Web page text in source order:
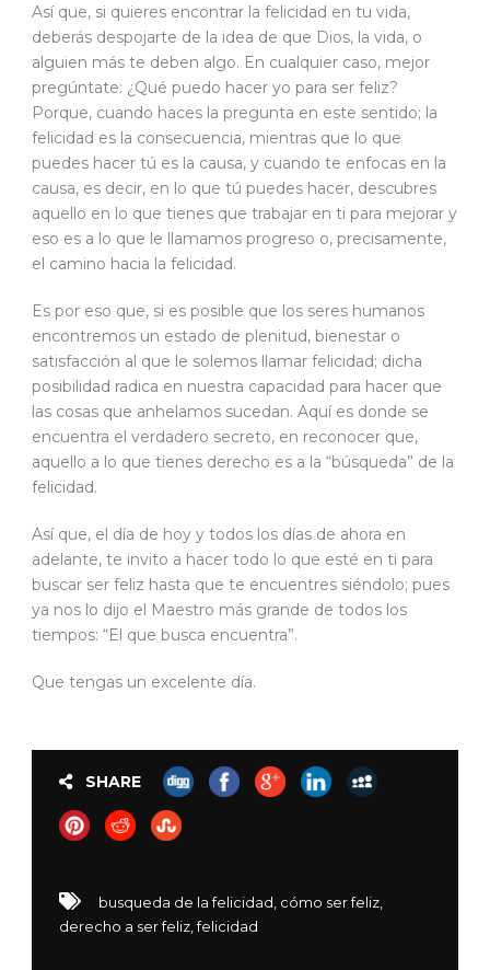
Así que, si quieres encontrar la felicidad en tu vida,
deberás despojarte de la idea de que Dios, la vida, o
alguien más te deben algo. En cualquier caso, mejor
pregúntate: ¿Qué puedo hacer yo para ser feliz?
Porque, cuando haces la pregunta en este sentido; la
felicidad es la consecuencia, mientras que lo que
puedes hacer tú es la causa, y cuando te enfocas en la
causa, es decir, en lo que tú puedes hacer, descubres
aquello en lo que tienes que trabajar en ti para mejorar y
eso es a lo que le llamamos progreso o, precisamente,
el camino hacia la felicidad.
Es por eso que, si es posible que los seres humanos
encontremos un estado de plenitud, bienestar o
satisfacción al que le solemos llamar felicidad; dicha
posibilidad radica en nuestra capacidad para hacer que
las cosas que anhelamos sucedan. Aquí es donde se
encuentra el verdadero secreto, en reconocer que,
aquello a lo que tienes derecho es a la “búsqueda” de la
felicidad.
Así que, el día de hoy y todos los días de ahora en
adelante, te invito a hacer todo lo que esté en ti para
buscar ser feliz hasta que te encuentres siéndolo; pues
ya nos lo dijo el Maestro más grande de todos los
tiempos: “El que busca encuentra”.
Que tengas un excelente día.
SHARE
busqueda de la felicidad cómo ser feliz
derecho a ser feliz felicidad